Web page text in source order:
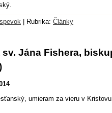
Rubrika: Články
Jána Fishera,
umieram za vieru v